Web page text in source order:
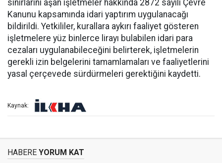
sınırlarını aşan işletmeler hakkında 2872 sayılı Çevre
Kanunu kapsamında idari yaptırım uygulanacağı
bildirildi. Yetkililer, kurallara aykırı faaliyet gösteren
işletmelere yüz binlerce lirayı bulabilen idari para
cezaları uygulanabileceğini belirterek, işletmelerin
gerekli izin belgelerini tamamlamaları ve faaliyetlerini
yasal çerçevede sürdürmeleri gerektiğini kaydetti.
Kaynak:
HABERE YORUM KAT